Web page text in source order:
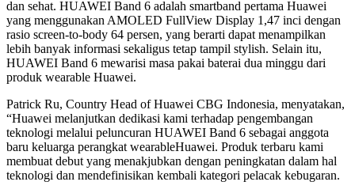
dan sehat. HUAWEI Band 6 adalah smartband pertama Huawei
yang menggunakan AMOLED FullView Display 1,47 inci dengan
rasio screen-to-body 64 persen, yang berarti dapat menampilkan
lebih banyak informasi sekaligus tetap tampil stylish. Selain itu,
HUAWEI Band 6 mewarisi masa pakai baterai dua minggu dari
produk wearable Huawei.
Patrick Ru, Country Head of Huawei CBG Indonesia, menyatakan,
“Huawei melanjutkan dedikasi kami terhadap pengembangan
teknologi melalui peluncuran HUAWEI Band 6 sebagai anggota
baru keluarga perangkat wearableHuawei. Produk terbaru kami
membuat debut yang menakjubkan dengan peningkatan dalam hal
teknologi dan mendefinisikan kembali kategori pelacak kebugaran.